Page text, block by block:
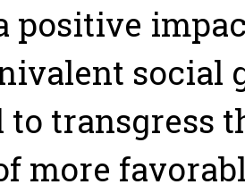
positive
social
transgress
more